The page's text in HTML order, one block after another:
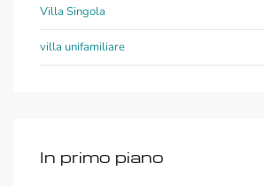
Villa Singola
villa unifamiliare
In primo piano